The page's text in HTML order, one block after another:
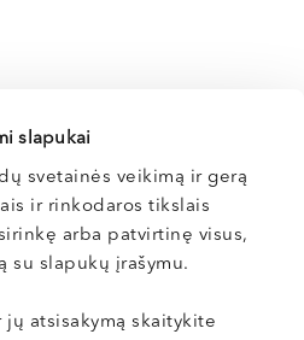
slapukai
svetainės veikimą ir gerą
ir rinkodaros tikslais
arba patvirtinę visus,
su slapukų įrašymu.
atsisakymą skaitykite
gydymo specialistė